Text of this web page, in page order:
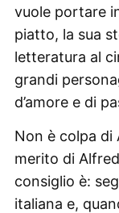
vuole portare
piatto, la sua
letteratura al
grandi
d’amore e di
Non è colpa di
merito di
consiglio è:
italiana e,